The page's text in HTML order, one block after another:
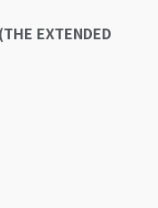
EXTENDED